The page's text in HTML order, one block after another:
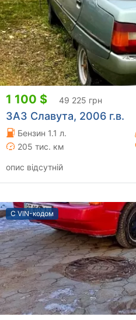
1 100 $ 49 225 грн
ЗАЗ Славута, 2006 г.в.
Бензин 1.1 л.
205 тис. км
опис відсутній
С VIN-кодом